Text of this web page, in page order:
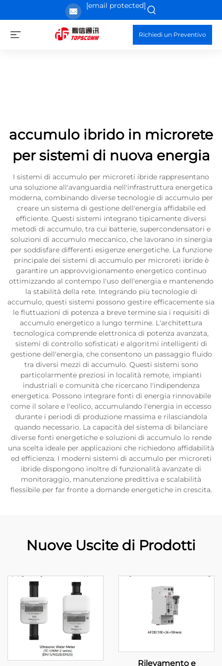
[email protected]
Richiedi un Preventivo
accumulo ibrido in microrete
per sistemi di nuova energia
I sistemi di accumulo per microreti ibride rappresentano
una soluzione all'avanguardia nell'infrastruttura energetica
moderna, combinando diverse tecnologie di accumulo per
creare un sistema di gestione dell'energia affidabile ed
efficiente. Questi sistemi integrano tipicamente diversi
metodi di accumulo, tra cui batterie, supercondensatori e
soluzioni di accumulo meccanico, che lavorano in sinergia
per soddisfare differenti esigenze energetiche. La funzione
principale dei sistemi di accumulo per microreti ibride è
garantire un approvvigionamento energetico continuo
ottimizzando al contempo l'uso dell'energia e mantenendo
la stabilità della rete. Integrando più tecnologie di
accumulo, questi sistemi possono gestire efficacemente sia
le fluttuazioni di potenza a breve termine sia i requisiti di
accumulo energetico a lungo termine. L'architettura
tecnologica comprende elettronica di potenza avanzata,
sistemi di controllo sofisticati e algoritmi intelligenti di
gestione dell'energia, che consentono un passaggio fluido
tra diversi mezzi di accumulo. Questi sistemi sono
particolarmente preziosi in località remote, impianti
industriali e comunità che ricercano l'indipendenza
energetica. Possono integrare fonti di energia rinnovabile
come il solare e l'eolico, accumulando l'energia in eccesso
durante i periodi di produzione massima e rilasciandola
quando necessario. La capacità del sistema di bilanciare
diverse fonti energetiche e soluzioni di accumulo lo rende
una scelta ideale per applicazioni che richiedono affidabilità
ed efficienza. I moderni sistemi di accumulo per microreti
ibride dispongono inoltre di funzionalità avanzate di
monitoraggio, manutenzione predittiva e scalabilità
flessibile per far fronte a domande energetiche in crescita.
Nuove Uscite di Prodotti
Rilevamento e